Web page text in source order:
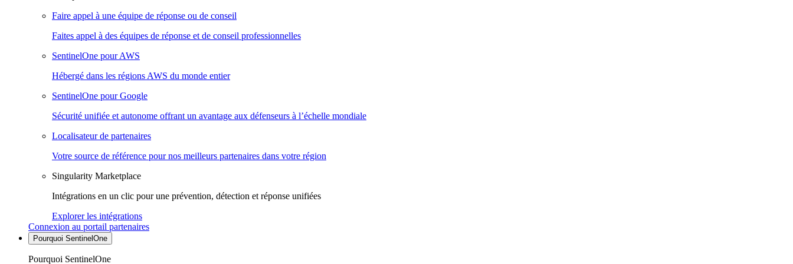
Faire appel à une équipe de réponse ou de conseil
Faites appel à des équipes de réponse et de conseil professionnelles
SentinelOne pour AWS
Hébergé dans les régions AWS du monde entier
SentinelOne pour Google
Sécurité unifiée et autonome offrant un avantage aux défenseurs à l’échelle mondiale
Localisateur de partenaires
Votre source de référence pour nos meilleurs partenaires dans votre région
Singularity Marketplace
Intégrations en un clic pour une prévention, détection et réponse unifiées
Explorer les intégrations
Connexion au portail partenaires
Pourquoi SentinelOne
Pourquoi SentinelOne